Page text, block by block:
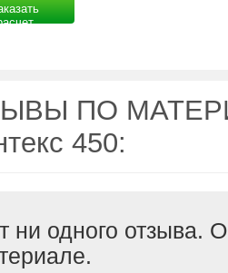
ПО
450:
ни одного отзыва.